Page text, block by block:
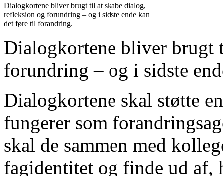
Dialogkortene bliver brugt til at skabe dialog,
refleksion og forundring – og i sidste ende kan
det føre til forandring.
Dialogkortene bliver brugt
forundring – og i sidste
Dialogkortene skal støtte
fungerer som
skal de sammen med
fagidentitet og finde ud af,